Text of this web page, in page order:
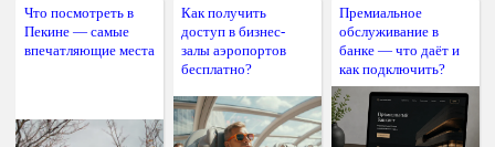
Что посмотреть в
Пекине — самые
впечатляющие места
Как получить
доступ в бизнес-
залы аэропортов
бесплатно?
Премиальное
обслуживание в
банке — что даёт и
как подключить?